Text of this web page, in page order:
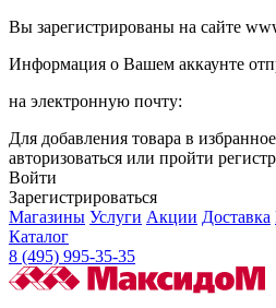
Вы зарегистрированы на сайте
Информация о Вашем аккаунте
на электронную почту:
Для добавления товара в
авторизоваться или пройти
Войти
Зарегистрироваться
Магазины Услуги Акции Доставка
Каталог
8 (495) 995-35-35